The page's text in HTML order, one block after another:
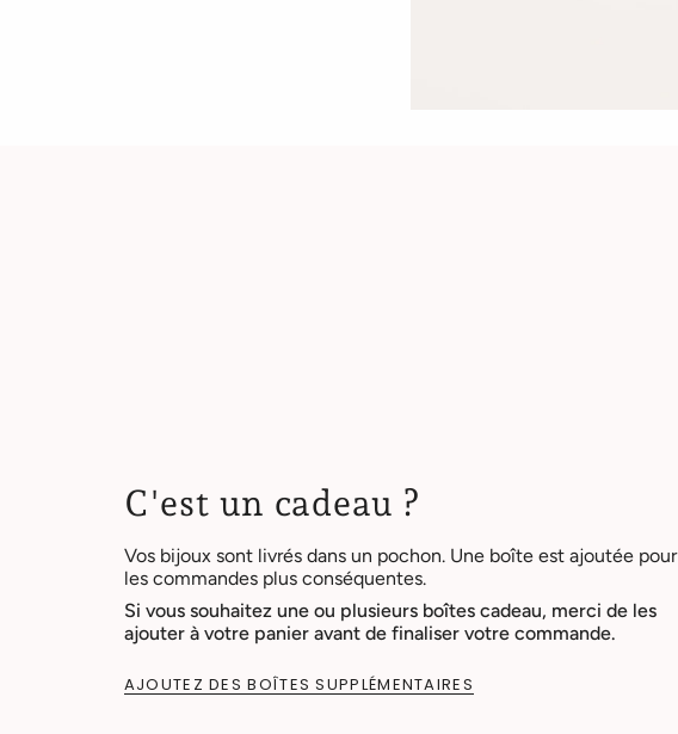
C'est un cadeau ?
Vos bijoux sont livrés dans un pochon. Une boîte est ajoutée pour
les commandes plus conséquentes.
Si vous souhaitez une ou plusieurs boîtes cadeau, merci de les
ajouter à votre panier avant de finaliser votre commande.
AJOUTEZ DES BOÎTES SUPPLÉMENTAIRES